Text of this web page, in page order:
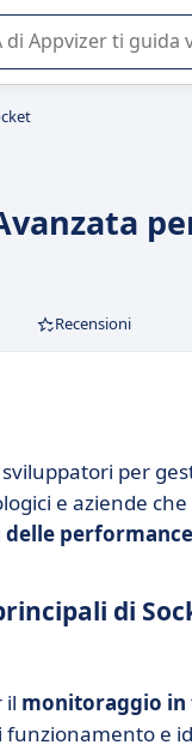
o nella scelta
Recensioni
per
e aziende
delle performance
di
il monitoraggio in
e